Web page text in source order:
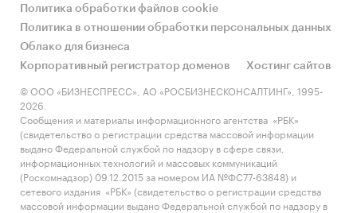
Политика обработки файлов cookie
Политика в отношении обработки персональных данных
Облако для бизнеса
Корпоративный регистратор доменов
Хостинг сайтов
© ООО «БИЗНЕСПРЕСС», АО «РОСБИЗНЕСКОНСАЛТИНГ», 1995-
2026.
Сообщения и материалы информационного агентства «РБК»
(свидетельство о регистрации средства массовой информации
выдано Федеральной службой по надзору в сфере связи,
информационных технологий и массовых коммуникаций
(Роскомнадзор) 09.12.2015 за номером ИА №ФС77-63848) и
сетевого издания «РБК» (свидетельство о регистрации средства
массовой информации выдано Федеральной службой по надзору в